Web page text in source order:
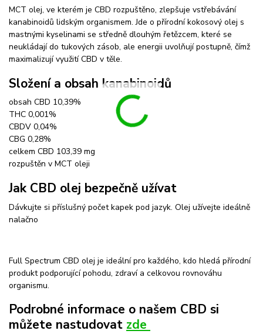
MCT olej, ve kterém je CBD rozpuštěno, zlepšuje vstřebávání
kanabinoidů lidským organismem. Jde o přírodní kokosový olej s
mastnými kyselinami se středně dlouhým řetězcem, které se
neukládají do tukových zásob, ale energii uvolňují postupně, čímž
maximalizují využití CBD v těle.
Složení a obsah kanabinoidů
obsah CBD 10,39%
THC 0,001%
CBDV 0,04%
CBG 0,28%
celkem CBD 103,39 mg
rozpuštěn v MCT oleji
Jak CBD olej bezpečně užívat
Dávkujte si příslušný počet kapek pod jazyk. Olej užívejte ideálně
nalačno
Full Spectrum CBD olej je ideální pro každého, kdo hledá přírodní
produkt podporující pohodu, zdraví a celkovou rovnováhu
organismu.
Podrobné informace o našem CBD si
můžete nastudovat zde